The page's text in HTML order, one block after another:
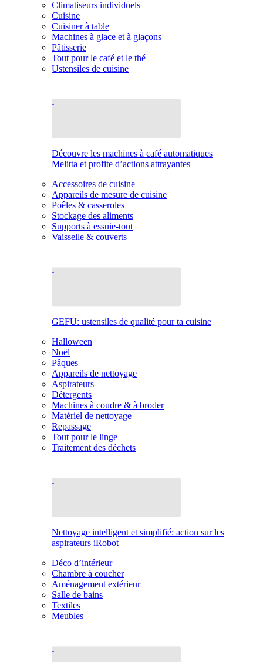
Climatiseurs individuels
Cuisine
Cuisiner à table
Machines à glace et à glaçons
Pâtisserie
Tout pour le café et le thé
Ustensiles de cuisine
Découvre les machines à café automatiques
Melitta et profite d’actions attrayantes
Accessoires de cuisine
Appareils de mesure de cuisine
Poêles & casseroles
Stockage des aliments
Supports à essuie-tout
Vaisselle & couverts
GEFU: ustensiles de qualité pour ta cuisine
Halloween
Noël
Pâques
Appareils de nettoyage
Aspirateurs
Détergents
Machines à coudre & à broder
Matériel de nettoyage
Repassage
Tout pour le linge
Traitement des déchets
Nettoyage intelligent et simplifié: action sur les
aspirateurs iRobot
Déco d’intérieur
Chambre à coucher
Aménagement extérieur
Salle de bains
Textiles
Meubles